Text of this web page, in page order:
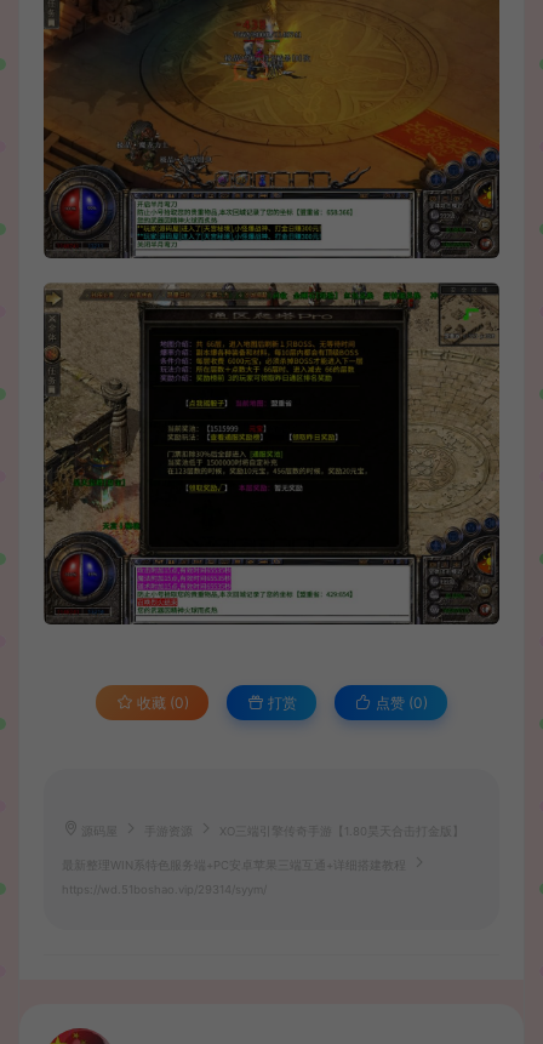
收藏 (0) 打赏 点赞 (0)
手游资源 XO三端引擎传奇手游【1.80昊天合击打金版】
最新整理WIN系特色服务端+PC安卓苹果三端互通+详细搭建教程
https://wd.51boshao.vip/29314/syym/